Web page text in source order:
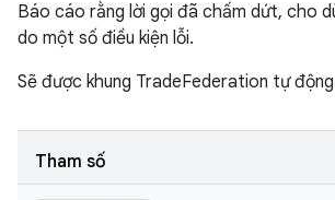
Báo cáo rằng lời gọi đã chấm dứt, cho
do một số điều kiện lỗi.
Sẽ được khung TradeFederation tự
Tham số